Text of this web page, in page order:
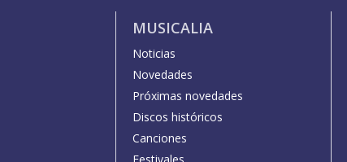
MUSICALIA
Noticias
Novedades
Próximas novedades
Discos históricos
Canciones